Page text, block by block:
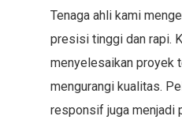
Tenaga ahli kami
presisi tinggi dan rapi.
menyelesaikan proyek
mengurangi kualitas.
responsif juga menjadi